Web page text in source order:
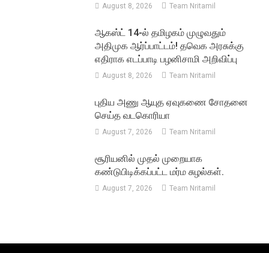
August 8, 2026 Team Nritamil
ஆகஸ்ட் 14-ல் தமிழகம் முழுவதும்
அதிமுக ஆர்ப்பாட்டம்! தவெக அரசுக்கு
எதிராக எடப்பாடி பழனிசாமி அறிவிப்பு
August 8, 2026 Team Nritamil
புதிய அணு ஆயுத ஏவுகணை சோதனை
செய்த வடகொரியா
August 7, 2026 Team Nritamil
சூரியனில் முதல் முறையாக
கண்டுபிடிக்கப்பட்ட மர்ம சுழல்கள்.
August 7, 2026 Team Nritamil